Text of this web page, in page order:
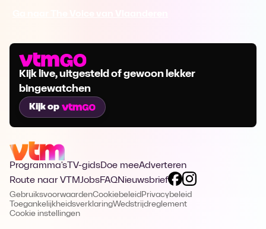
Kijk live, uitgesteld of gewoon lekker
bingewatchen
Kijk op
Programma's TV-gidsDoe meeAdverteren
Route naar VTMJobsFAQNieuwsbrief
GebruiksvoorwaardenCookiebeleid Privacybeleid
ToegankelijkheidsverklaringWedstrijdreglement
Cookie instellingen